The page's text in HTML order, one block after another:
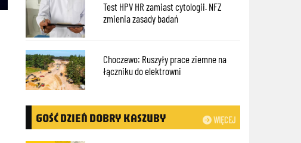
Test HPV HR zamiast cytologii. NFZ
zmienia zasady badań
Choczewo: Ruszyły prace ziemne na
łączniku do elektrowni
WIĘCEJ
GOŚĆ DZIEŃ DOBRY KASZUBY